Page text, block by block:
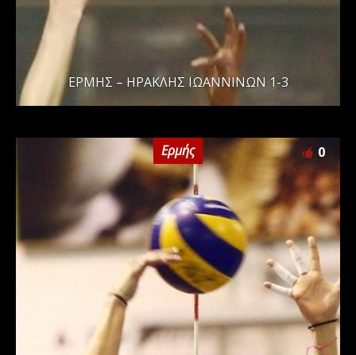
ΕΡΜΗΣ – ΗΡΑΚΛΗΣ ΙΩΑΝΝΙΝΩΝ 1-3
Ερμής 0